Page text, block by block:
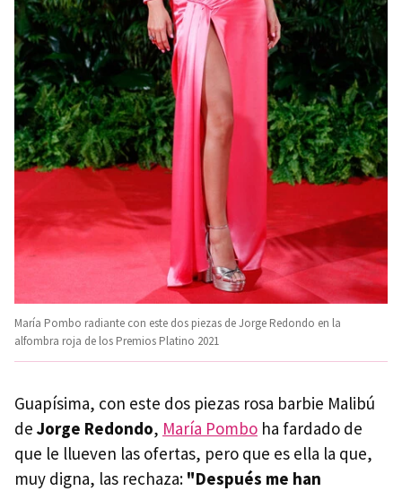
María Pombo radiante con este dos piezas de Jorge Redondo en la
alfombra roja de los Premios Platino 2021
Guapísima, con este dos piezas rosa barbie Malibú
de Jorge Redondo, María Pombo ha fardado de
que le llueven las ofertas, pero que es ella la que,
muy digna, las rechaza: "Después me han